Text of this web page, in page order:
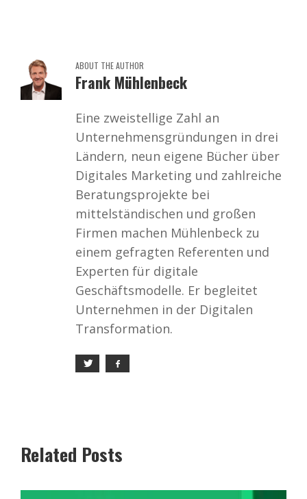
ABOUT THE AUTHOR
Frank Mühlenbeck
Eine zweistellige Zahl an
Unternehmensgründungen in drei
Ländern, neun eigene Bücher über
Digitales Marketing und zahlreiche
Beratungsprojekte bei
mittelständischen und großen
Firmen machen Mühlenbeck zu
einem gefragten Referenten und
Experten für digitale
Geschäftsmodelle. Er begleitet
Unternehmen in der Digitalen
Transformation.
Related Posts